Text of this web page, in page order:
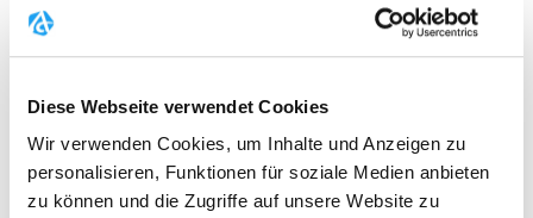
Diese Webseite verwendet Cookies
Wir verwenden Cookies, um Inhalte und Anzeigen zu
personalisieren, Funktionen für soziale Medien anbieten
zu können und die Zugriffe auf unsere Website zu
begehrten Plätze in der Weltmeisterschaft kämpfen.
Mit voraussichtlich 12.000 Athleten und etwa 20.000
aufregendsten HYROX-Events aller Zeiten. Bereit für
eine unvergessliche Fitness-Herausforderung!
MEHR